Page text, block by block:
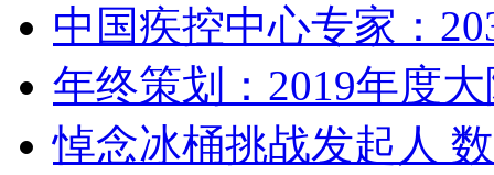
中国疾控中心专家：
年终策划：2019年度
悼念冰桶挑战发起人